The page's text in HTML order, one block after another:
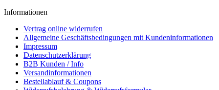
Informationen
Vertrag online widerrufen
Allgemeine Geschäftsbedingungen mit Kundeninformationen
Impressum
Datenschutzerklärung
B2B Kunden / Info
Versandinformationen
Bestellablauf & Coupons